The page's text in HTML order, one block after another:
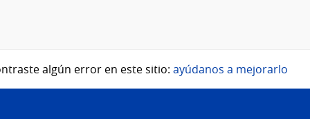
algún error en este sitio: ayúdanos a mejorarlo